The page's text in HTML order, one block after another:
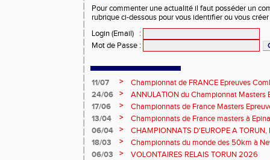
Pour commenter une actualité il faut posséder un
rubrique ci-dessous pour vous identifier ou vous
Login (Email)
:
Mot de Passe :
11/07 >
Championnat de FRANCE Epreuves
et Marche CHATEAUROUX
24/06 >
ANNULATION du Championnat Masters
Châteauroux les 27-28 juin
17/06 >
Championnats de France Masters
fond long
13/04 >
Championnats de France masters à
prévisionnels, montée de barres et
06/04 >
CHAMPIONNATS D'EUROPE A
18/03
>
Championnats du monde des 50km à
Sébastien DOUMENC.
06/03 >
VOLONTAIRES RELAIS TORUN 2026